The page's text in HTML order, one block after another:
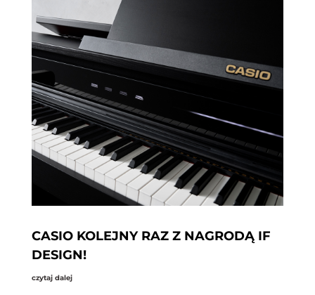
CASIO KOLEJNY RAZ Z NAGRODĄ IF
DESIGN!
czytaj dalej